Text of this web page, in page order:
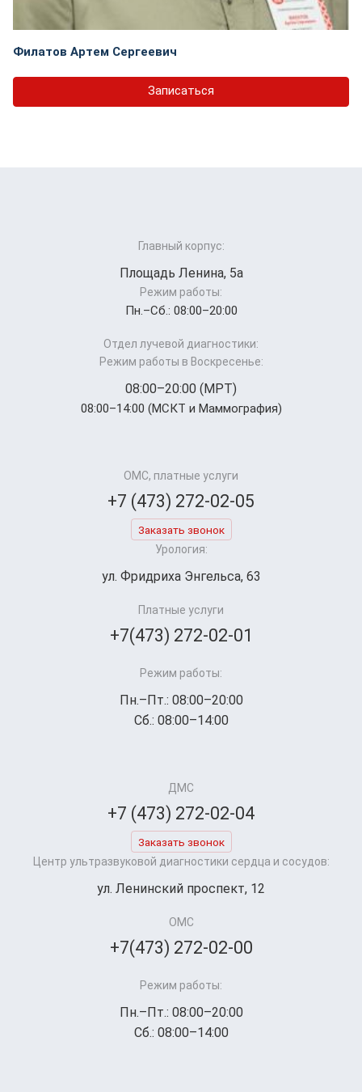
Филатов Артем Сергеевич
Записаться
Главный корпус:
Площадь Ленина, 5а
Режим работы:
Пн.–Cб.: 08:00–20:00
Отдел лучевой диагностики:
Режим работы в Воскресенье:
08:00–20:00 (МРТ)
08:00–14:00 (МСКТ и Маммография)
ОМС, платные услуги
+7 (473) 272-02-05
Заказать звонок
Урология:
ул. Фридриха Энгельса, 63
Платные услуги
+7(473) 272-02-01
Режим работы:
Пн.–Пт.: 08:00–20:00
Сб.: 08:00–14:00
ДМС
+7 (473) 272-02-04
Заказать звонок
Центр ультразвуковой диагностики сердца и сосудов:
ул. Ленинский проспект, 12
ОМС
+7(473) 272-02-00
Режим работы:
Пн.–Пт.: 08:00–20:00
Сб.: 08:00–14:00